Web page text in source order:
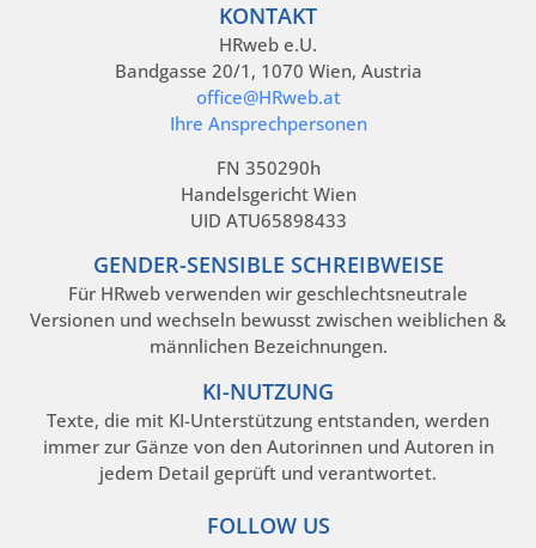
KONTAKT
HRweb e.U.
Bandgasse 20/1, 1070 Wien, Austria
office@HRweb.at
Ihre Ansprechpersonen
FN 350290h
Handelsgericht Wien
UID ATU65898433
GENDER-SENSIBLE SCHREIBWEISE
Für HRweb verwenden wir geschlechtsneutrale
Versionen und wechseln bewusst zwischen weiblichen &
männlichen Bezeichnungen.
KI-NUTZUNG
Texte, die mit KI-Unterstützung entstanden, werden
immer zur Gänze von den Autorinnen und Autoren in
jedem Detail geprüft und verantwortet.
FOLLOW US